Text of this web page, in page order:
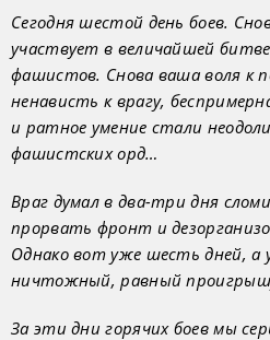
Сегодня шестой день боев.
участвует в величайшей
фашистов. Снова ваша воля к
ненависть к врагу,
и ратное умение стали
фашистских орд…
Враг думал в два-три дня
прорвать фронт и
Однако вот уже шесть дней, а
ничтожный, равный
За эти дни горячих боев мы